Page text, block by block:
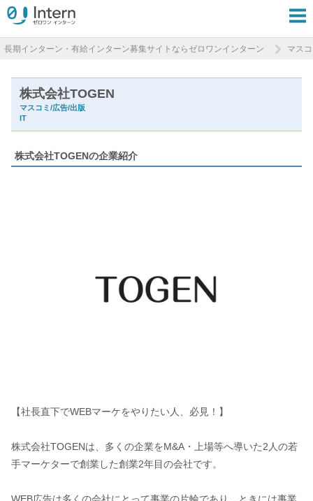
長期インターン・有給インターン募集サイトならゼロワンインターン マス
株式会社TOGEN
マスコミ/広告/出版
IT
株式会社TOGENの企業紹介
【社長直下でWEBマーケをやりたい人、必見！】
株式会社TOGENは、多くの企業をM&A・上場等へ導いた2人の若
手マーケターで創業した創業2年目の会社です。